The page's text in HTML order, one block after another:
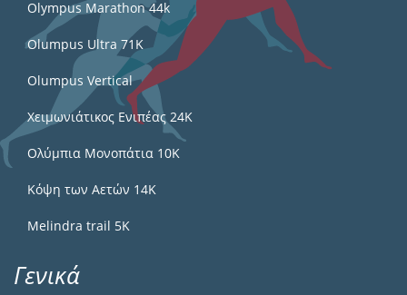
Olympus Marathon 44k
Olumpus Ultra 71K
Olumpus Vertical
Χειμωνιάτικος Ενιπέας 24Κ
Ολύμπια Μονοπάτια 10Κ
Κόψη των Αετών 14Κ
Melindra trail 5Κ
Γενικά